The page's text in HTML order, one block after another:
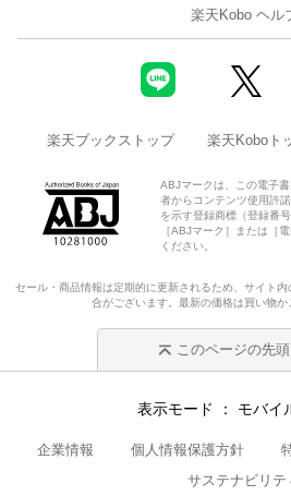
楽天Kobo ヘル
楽天ブックストップ 楽天Koboト
ABJマークは、この電子
者からコンテンツ使用許
を示す登録商標（登録番
［ABJマーク］または［
ください。
セール・商品情報は定期的に更新されるため、サイト
合がございます。最新の価格は買い物か
このページの先
表示モード モバイ
企業情報 個人情報保護方針
サステナビリテ